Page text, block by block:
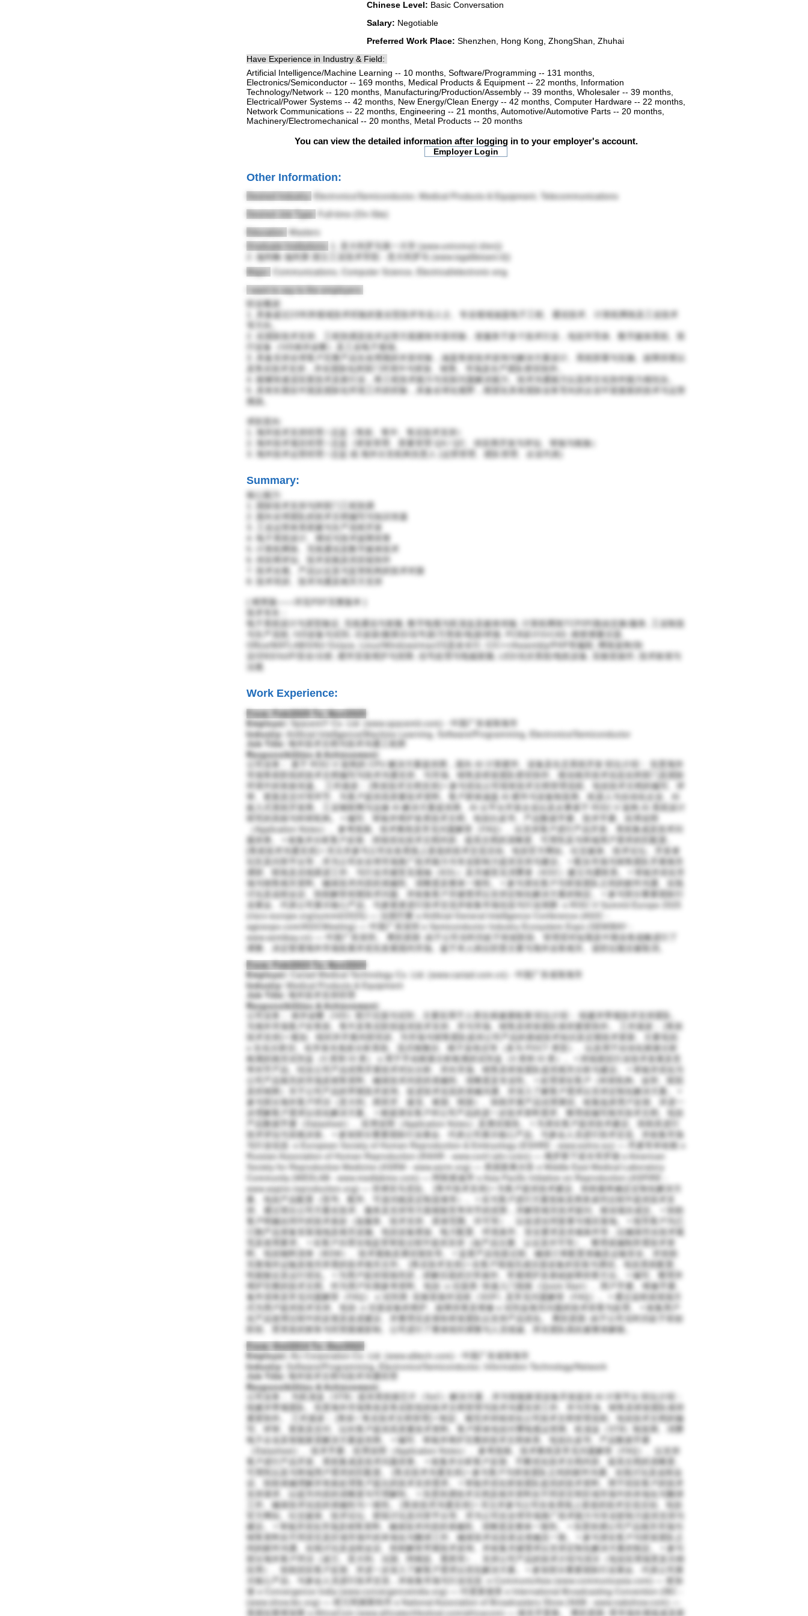
Chinese Level: Basic Conversation
Salary: Negotiable
Preferred Work Place: Shenzhen, Hong Kong, ZhongShan, Zhuhai
Have Experience in Industry & Field:
Artificial Intelligence/Machine Learning -- 10 months, Software/Programming -- 131 months,
Electronics/Semiconductor -- 169 months, Medical Products & Equipment -- 22 months, Information
Technology/Network -- 120 months, Manufacturing/Production/Assembly -- 39 months, Wholesaler -- 39 months,
Electrical/Power Systems -- 42 months, New Energy/Clean Energy -- 42 months, Computer Hardware -- 22 months,
Network Communications -- 22 months, Engineering -- 21 months, Automotive/Automotive Parts -- 20 months,
Machinery/Electromechanical -- 20 months, Metal Products -- 20 months
You can view the detailed information after logging in to your employer's account.
Other Information:
Desired Industry:
Electronics/Semiconductor, Medical Products & Equipment, Telecommunications
Desired Job Type:
Full-time (On-Site)
Education:
Masters
Graduate Institutions:
1. 意大利罗马第一大学 (www.uniroma1.it/en))
2. 伽利略·伽利莱 国立工业技术学院 - 意大利罗马 (www.isgalileisani.it))
Major:
Communications, Computer Science, Electrical/electronic eng.
I want to say to the employers:
职业概述:
1. 具备超过23年跨领域技术经验的复合型技术专业人士、专业领域涵盖电子工程、通信技术、计算机网络及工业技术
2. 在国际技术支持、工程协调及技术运营方面拥有丰富经验，曾服务于多个技术行业，包括半导体、数字媒体系统、医
疗设备（IVD体外诊断）及工业电子领域。
3. 具备支持全球客户完整产品生命周期的丰富经验，涵盖售前技术咨询与解决方案设计、系统部署与实施、故障排查以
及售后技术支持，并在国际化跨部门环境中与研发、销售、市场及生产团队密切协作。
4. 能够快速适应新技术及新行业，将工程技术能力与实际问题解决能力、技术沟通能力以及跨文化协作能力相结合。
5. 具有长期在中国及国际化环境工作的经验，具备全球化视野，期望在具有国际业务导向的企业中迎接新的技术与运营
挑战。
求职意向:
1. 海外技术支持经理 / 总监（售前、售中、售后技术支持）
2. 海外技术项目经理 / 总监（研发管理、质量管理 QA / QC、供应商开发与评估、审核与检验）
3. 海外技术运营经理 / 总监 或 海外分支机构负责人 (运营管理、团队管理、企业代表)
Summary:
核心能力:
1. 国际技术支持与跨部门工程协调
2. 面向全球团队的技术文档编写与知识传递
3. 工业运营体系搭建与生产流程开发
4. 电子系统设计、测试与技术故障排查
5. 计算机网络、无线通信及数字媒体技术
6. 供应商评估、技术采购及供应链协作
7. 技术合规、产品认证及与监管机构的技术对接
8. 技术培训、技术沟通及相关方支持
{ 精简版——详见PDF完整版本 }
电子系统设计与原型验证, 无线通信与射频, 数字电视与机顶盒及媒体传输, 计算机网络TCP/IP/路由交换/服务, 工业制造
与生产流程, IVD设备与试剂, 示波器/频谱仪/信号源/万用表/电源/焊接, PCB设计OrCAD, 精密测量仪器,
Office/MATLAB/GNU Octave, Linux/Windows/macOS及命令行, C/C++/Assembly/PHP等编程, 网络架构/协
议/DNS/VoIP/安全/分析, 硬件安装维护与排障, 信号处理与电磁射频, LED/光伏系统/电机设备, 实验室操作, 技术标准与
法规
Work Experience:
From: Feb/2025 To: Nov/2025
Employer:
SpacemiT Co. Ltd. (www.spacemit.com) - 中国广东省珠海市
Industry:
Artificial Intelligence/Machine Learning, Software/Programming, Electronics/Semiconductor
Job Title:
Responsibilities & Achievement:
公司业务： 基于 RISC-V 架构的 CPU 解决方案提供商，面向 AI 计算硬件、设备及生态系统开发 职位介绍： 负责海外
市场售前阶段的技术文档编写与技术沟通支持、与市场、销售及研发团队密切协作、推动相关技术信息在跨部门及国际
环境中的有效传递。 工作描述： [售前技术文档支持] • 参与优化公司现有技术文档管理流程、包括技术文档的编写、评
审、更新及交付等环节、为客户提供高质量技术资料。客户群体涵盖 AI 硬件与设备制造商、机器人与自动化企业、AI
嵌入式系统开发商、工业物联网与边缘 AI 解决方案提供商、AI 云平台开发企业以及从事基于 RISC-V 架构 AI 系统设计
研究的高校与科研机构。 • 编写、审核并维护各类技术文档、包括白皮书、产品数据手册、技术手册、应用说明
（Application Notes）、参考指南、技术教程及常见问题解答（FAQ）、以支持客户进行产品开发、系统集成及技术问
题排查。 • 收集并分析客户反馈、持续优化技术文档内容、提高文档的清晰度、可用性及与终端用户需求的匹配度。
[售前技术沟通支持] • 关注并参与公司在各类线上渠道的技术交流活动、包括官方网站、社交媒体、技术论坛、开发者
社区及问答平台等，并为公司在全球市场推广技术能力与专业影响力提供支持与建议。 • 配合市场与销售团队开展相关
调研、联络及后续跟进工作、与行业关键意见领袖（KOL）及关键意见消费者（KOC）建立沟通联系。 • 审核并优化市
场与销售相关资料、确保技术内容的准确性、清晰度及整体一致性。 • 参与潜在客户与研发团队之间的邮件沟通、在线
讨论及远程会议、协助解答初期技术问题、并收集客户关键需求以支持定制化解决方案的制定。 • 参与部分重要国际行
业展会、代表公司展示核心产品、与参观者进行技术交流并收集市场信息与行业洞察: o RISC-V Summit Europe 2025
(riscv-europe.org/summit/2025) — 法国巴黎 o Artificial General Intelligence Conference (AGIC -
agicexpo.com/AGICMeeting) — 中国广东深圳 o Semiconductor Industry Ecosystem Expo (SEMIBAY -
www.semibay.cn) — 中国广东深圳。 离职原因: 由于公司当时仍处于初创阶段、管理层对短期及中期业务战略进行了
调整、决定暂缓海外市场拓展并优先发展国内市场。鉴于本人岗位职责主要与海外业务相关、该职位随后被取消。
From: Feb/2023 To: Nov/2024
Employer:
Cariad Medical Technology Co. Ltd. (www.cariad.com.cn) - 中国广东省珠海市
Industry:
Medical Products & Equipment
Job Title:
Responsibilities & Achievement:
公司业务： 体外诊断（IVD）医疗仪器与试剂，主要应用于人类生殖健康检测 职位介绍： 组建并带领技术支持团队、
为海外市场客户在售前、售中及售后阶段提供技术支持、并与市场、销售及研发团队保持紧密协作。 工作描述： [售前
技术支持] • 规划、组织并开展内部培训、为市场与销售团队提供公司产品的基础技术知识及定期技术更新、主要包括:
o 生化分析仪、化学发光免疫分析系统、流式细胞仪、精子染色仪等（多为 POCT 类型）、以及用于自动化精液分析
检测的相关试剂盒（II 类和 III 类） o 用于手动精液分析检测的试剂盒（II 类和 III 类）。 • 持续跟踪行业技术发展及竞
争对手产品、结合公司产品优势开展技术对比分析、并向市场、销售及研发团队提供相关分析与建议。 • 审核并优化与
公司产品相关的市场及销售资料、确保技术内容的准确性、清晰度及专业性。 • 处理潜在客户（科研机构、诊所、医院
及经销商）关于公司产品的早期技术咨询、促进技术信息的准确沟通、并深入了解客户需求以支持定制化解决方案。 •
参与部分海外客户拜访（意大利、西班牙、捷克、泰国、韩国）、协助开展产品试用测试、收集临床用户反馈、并进一
步理解客户需求以优化解决方案。 • 根据潜在客户对公司产品的进一步技术资料需求、整理或编写相关技术文档、包括
产品数据手册（Datasheet）、应用说明（Application Notes）及测试报告。 • 为潜在客户提供技术建议、协助其进行
技术评估与采购决策。 • 参加部分重要国际行业展会、代表公司展示核心产品、与参会人员进行技术交流、并收集市场
与行业信息: o European Society of Human Reproduction & Embryology (ESHRE - www.eshre.eu) — 丹麦哥本哈根 o
Russian Association of Human Reproduction (RAHR - www.conf.rahr.ru/en) — 俄罗斯下诺夫哥罗德 o American
Society for Reproductive Medicine (ASRM - www.asrm.org) — 美国新奥尔良 o Middle East Medical Laboratory
Community (MEDLAB - www.medlabme.com) — 阿联酋迪拜 o Asia Pacific Initiative on Reproduction (ASPIRE -
www.aspire-reproduction.org) — 菲律宾马尼拉。 [售中技术支持] • 为客户提供技术建议、协助最终确定定制化解决方
案、包括产品配置（型号、配件、可选功能及定制选项等）。 • 在与客户进行方案投标及商务谈判过程中提供技术支
持、通过突出公司方案在技术、服务及支持等方面相较竞争对手的优势，并解答相关技术疑问、推动项目成交。 • 协助
客户明确合同中的技术条款（如服务、技术支持、质保范围、许可等）、以促进合同签署与项目落地。 • 指导客户为已
订购产品准备安装场地及相关设施、包括设备摆放、电力配置、环境条件、安全要求及存储条件等，以确保符合技术规
范及使用要求。 • 在客户办理当地监管审批过程中提供支持（如产品注册、认证及许可等）、整理或编制所需技术资
料、包括物料清单（BOM）、技术规格及测试报告等。 • 监督产品包装过程、确保订单配置准确及运输安全、并协助
完善海外运输及报关所需的技术相关文件。 [售后技术支持] • 在客户现场完成仪器设备的安装与调试、包括系统配置、
性能验证及运行优化。 • 为用户提供现场培训，讲解仪器的日常操作、常规维护及基础故障排查方法。 • 编写、整理并
维护完整的技术文档、作为用户长期参考资料、包括: o 仪器类: 快速入门指南（Quick Start）、用户手册、维修手册、
备件清单及常见问题解答（FAQ） o 试剂类: 实验室操作流程（SOP）及常见问题解答（FAQ）。 • 通过远程或现场方
式为用户提供技术支持、包括: o 仪器设备的维护、故障排查及维修 o 试剂盒相关问题的技术排查与处理。 • 收集用户
在产品使用过程中的反馈及改进建议、并整理后反馈给研发团队以支持产品优化。 离职原因: 由于公司当时仍处于初创
阶段、受突发的财务与经营困难影响、公司进行了整体组织调整与人员缩减、所在团队因此被整体解散。
From: Oct/2014 To: Dec/2022
Employer:
ALi Corporation Co. Ltd. (www.alitech.com) - 中国广东省珠海市
Industry:
Software/Programming, Electronics/Semiconductor, Information Technology/Network
Job Title:
Responsibilities & Achievement:
公司业务： 为机顶盒（STB）提供系统级芯片（SoC）解决方案，并为智能家居设备开发提供 AI 计算平台 职位介绍：
组建并带领团队、负责海外市场售前及售后阶段的技术文档管理与技术沟通支持工作、并与市场、销售及研发团队保持
紧密协作。 工作描述： [售前 / 售后技术文档管理] • 制定、规范并持续优化公司技术文档管理流程、包括技术文档的编
写、评审、更新及交付、以向客户提供高质量技术资料。客户群体包括付费电视运营商、机顶盒（STB）制造商、消费
电子企业及智能家居解决方案提供商。 • 编写、审核并维护完整的技术文档体系、包括白皮书、产品数据手册
（Datasheet）、技术手册、应用说明（Application Notes）、参考指南、技术教程及常见问题解答（FAQ）、以支持
客户进行产品开发、系统集成及技术问题排查。 • 收集并分析客户反馈、不断优化技术文档内容、提高文档的清晰度、
可用性以及与终端用户需求的匹配度。 [售后技术沟通支持] • 参与客户与研发团队之间的邮件沟通、在线讨论及远程会
议、协助准确理解并有效处理客户提出的技术支持需求。 • 审核并优化研发团队提供的技术资料、用于回应客户的技术
支持请求、以提升内容的清晰度与可理解性。 • 负责协调技术文档及相关资料在不同语言和区域市场中的本地化与翻译
工作、确保技术信息的准确性与一致性。 [售前技术沟通支持] • 关注并参与公司在各类线上渠道的技术交流活动、包括
官方网站、社交媒体、技术论坛、群组讨论及问答平台等、并为公司在全球市场推广技术能力与专业影响力提供支持与
建议。 • 审核并优化市场及销售资料、确保技术内容的准确性、清晰度及整体一致性。 • 负责协调公司产品相关市场与
销售资料在不同语言及区域市场中的本地化与翻译工作、确保技术信息表达准确且一致。 • 参与潜在客户与研发团队之
间的邮件沟通、在线讨论及远程会议、协助解答早期技术咨询、并收集关键需求以支持定制化解决方案的制定。 • 参与
部分海外客户拜访（波兰、意大利、法国、阿根廷、墨西哥）、支持公司产品的技术介绍与演示（包括应用场景及示例
应用）、协助回应客户反馈、并进一步深入了解客户需求以优化解决方案。 • 参加部分重要国际行业展会、代表公司展
示核心产品、与参会人员进行技术交流，并收集市场与行业信息: o CommunicAsia (www.communicasia.com) — 新加
坡 o Convergence India (www.convergenceindia.org) — 印度新德里 o International Broadcasting Convention (IBC -
(www.show.ibc.org) — 荷兰阿姆斯特丹 o National Association of Broadcasters Show (NAB - www.nabshow.com) —
美国拉斯维加斯 o AfricaCom (www.africatechfestival.com/africacom) — 南非开普敦。 离职原因: 受市场长期低迷及新